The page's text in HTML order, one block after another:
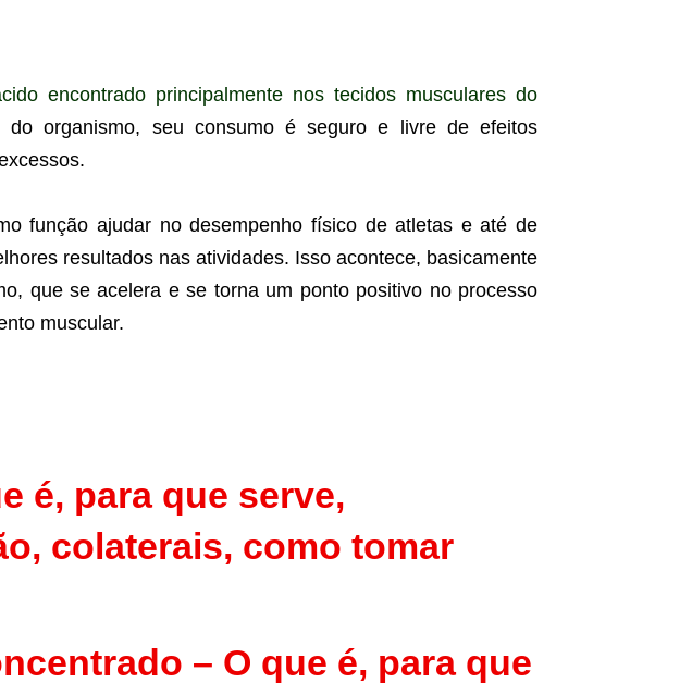
encontrado principalmente nos tecidos musculares do
organismo, seu consumo é seguro e livre de efeitos
função ajudar no desempenho físico de atletas e até de
resultados nas atividades. Isso acontece, basicamente
que se acelera e se torna um ponto positivo no processo
muscular.
é, para que serve,
colaterais, como tomar
– O que é, para que